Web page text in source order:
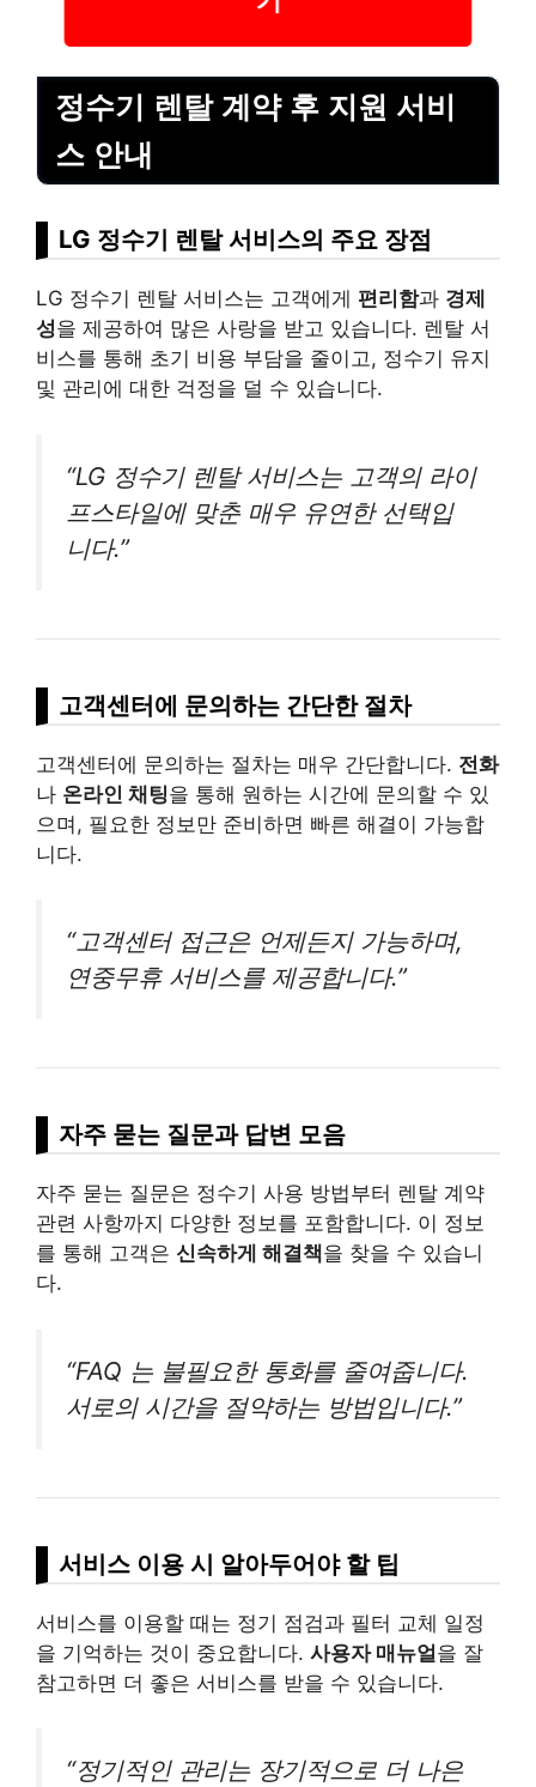
정수기 렌탈 계약 후 지원 서비
스 안내
LG 정수기 렌탈 서비스의 주요 장점
LG 정수기 렌탈 서비스는 고객에게 편리함과 경제
성을 제공하여 많은 사랑을 받고 있습니다. 렌탈 서
비스를 통해 초기 비용 부담을 줄이고, 정수기 유지
및 관리에 대한 걱정을 덜 수 있습니다.
“LG 정수기 렌탈 서비스는 고객의 라이
프스타일에 맞춘 매우 유연한 선택입
니다.”
고객센터에 문의하는 간단한 절차
고객센터에 문의하는 절차는 매우 간단합니다. 전화
나 온라인 채팅을 통해 원하는 시간에 문의할 수 있
으며, 필요한 정보만 준비하면 빠른 해결이 가능합
니다.
“고객센터 접근은 언제든지 가능하며,
연중무휴 서비스를 제공합니다.”
자주 묻는 질문과 답변 모음
자주 묻는 질문은 정수기 사용 방법부터 렌탈 계약
관련 사항까지 다양한 정보를 포함합니다. 이 정보
를 통해 고객은 신속하게 해결책을 찾을 수 있습니
다.
“FAQ 는 불필요한 통화를 줄여줍니다.
서로의 시간을 절약하는 방법입니다.”
서비스 이용 시 알아두어야 할 팁
서비스를 이용할 때는 정기 점검과 필터 교체 일정
을 기억하는 것이 중요합니다. 사용자 매뉴얼을 잘
참고하면 더 좋은 서비스를 받을 수 있습니다.
“정기적인 관리는 장기적으로 더 나은